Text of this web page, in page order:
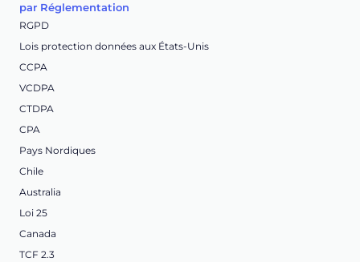
par Réglementation
RGPD
Lois protection données aux États-Unis
CCPA
VCDPA
CTDPA
CPA
Pays Nordiques
Chile
Australia
Loi 25
Canada
TCF 2.3